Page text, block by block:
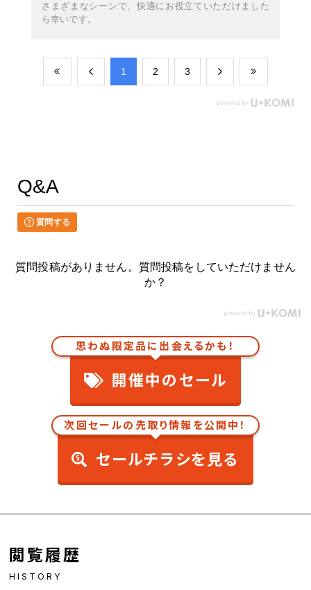
さまざまなシーンで、快適にお役立ていただけました
ら幸いです。
​1 ​2 ​3
Q&A
質問する
質問投稿がありません。質問投稿をしていただけません
か？
思わぬ限定品に出会えるかも！
開催中のセール
次回セールの先取り情報を公開中！
セールチラシを見る
閲覧履歴
HISTORY